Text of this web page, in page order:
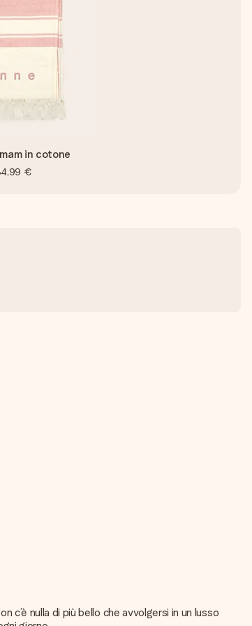
in cotone
€
c’è nulla di più bello che avvolgersi in un lusso